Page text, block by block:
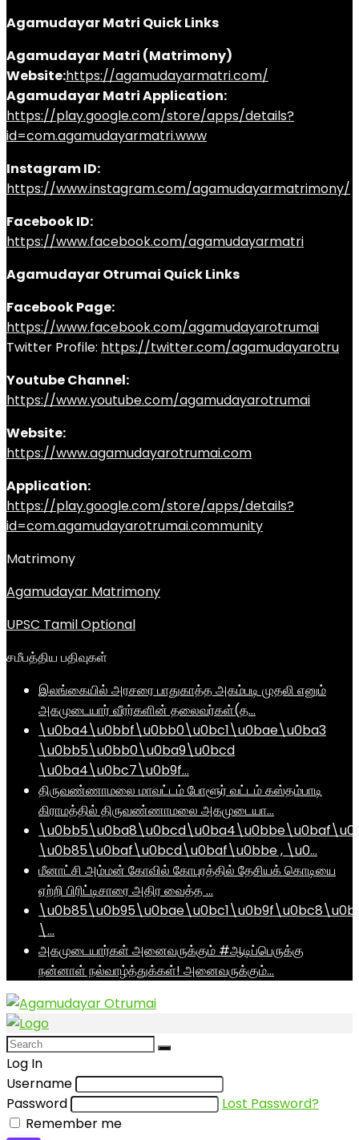
Agamudayar Matri Quick Links
Agamudayar Matri (Matrimony)
Website:https://agamudayarmatri.com/
Agamudayar Matri Application:
https://play.google.com/store/apps/details?
id=com.agamudayarmatri.www
Instagram ID:
https://www.instagram.com/agamudayarmatrimony/
Facebook ID:
https://www.facebook.com/agamudayarmatri
Agamudayar Otrumai Quick Links
Facebook Page:
https://www.facebook.com/agamudayarotrumai
Twitter Profile: https://twitter.com/agamudayarotru
Youtube Channel:
https://www.youtube.com/agamudayarotrumai
Website:
https://www.agamudayarotrumai.com
Application:
https://play.google.com/store/apps/details?
id=com.agamudayarotrumai.community
Matrimony
Agamudayar Matrimony
UPSC Tamil Optional
சமீபத்திய பதிவுகள்
இலங்கையில் அரசரை பாதுகாத்த அகம்படி முதலி எனும்
அகமுடையார் வீரர்களின் தலைவர்கள்(த…
\u0ba4\u0bbf\u0bb0\u0bc1\u0bae\u0ba3
\u0bb5\u0bb0\u0ba9\u0bcd
\u0ba4\u0bc7\u0b9f…
திருவண்ணாமலை மாவட்டம் போளூர் வட்டம் கஸ்தம்பாடி
கிராமத்தில் திருவண்ணாமலை அகமுடையா…
\u0b85\u0baf\u0bcd\u0baf\u0bbe , \u0…
மீனாட்சி அம்மன் கோவில் கோபுரத்தில் தேசியக் கொடியை
ஏற்றி பிரிட்டிசாரை அதிர வைத்த …
\…
அகமுடையார்கள் அனைவருக்கும் #ஆடிப்பெருக்கு
நன்னாள் நல்வாழ்த்துக்கள்! அனைவருக்கும்…
Log In
Username
Password
Lost Password?
Remember me